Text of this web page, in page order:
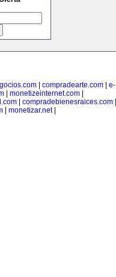
compradearte.com
e-
monetizeinternet.com
| compradebienesraices.com|
monetizar.net|